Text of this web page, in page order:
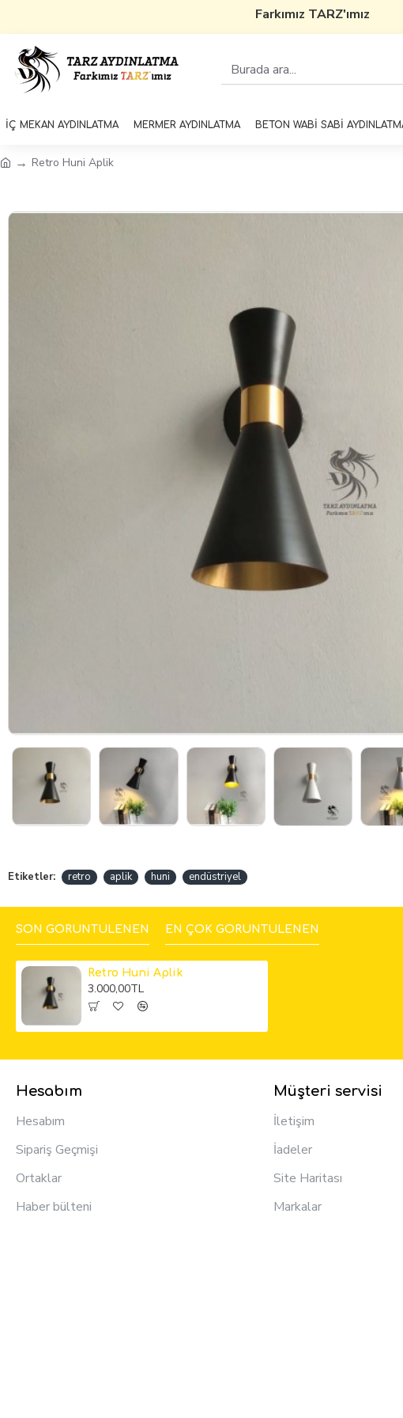
Farkımız TARZ'ımız5000
İÇ MEKAN AYDINLATMA MERMER AYDINLATMA BETON WABİ SABİ
Retro Huni Aplik
Etiketler: retro aplik huni endüstriyel
SON GÖRÜNTÜLENEN EN ÇOK GÖRÜNTÜLENEN
Retro Huni Aplik
3.000,00TL
Hesabım
Hesabım
Sipariş Geçmişi
Ortaklar
Haber bülteni
Müşteri servisi
İletişim
İadeler
Site Haritası
Markalar